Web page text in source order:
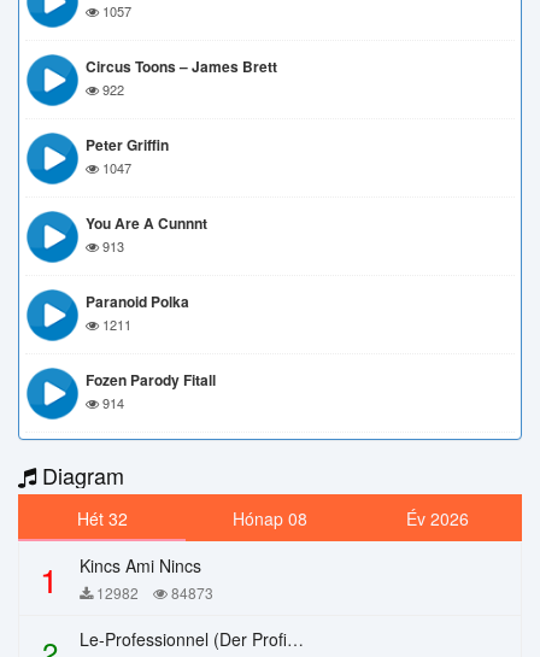
1057
Circus Toons – James Brett
922
Peter Griffin
1047
You Are A Cunnnt
913
Paranoid Polka
1211
Fozen Parody Fitall
914
Diagram
Hét 32 Hónap 08 Év 2026
1 Kincs Ami Nincs
12982 84873
Le-Professionnel (Der Profi) – Chi Mai